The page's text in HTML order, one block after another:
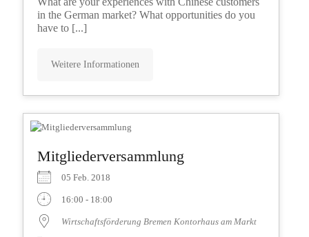
in the German market? What opportunities do you
have to [...]
Weitere Informationen
Mitgliederversammlung
05 Feb. 2018
16:00 - 18:00
Wirtschaftsförderung Bremen Kontorhaus am Markt